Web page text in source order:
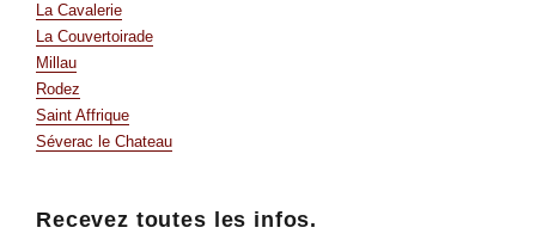
La Cavalerie
La Couvertoirade
Millau
Rodez
Saint Affrique
Séverac le Chateau
Recevez toutes les infos.